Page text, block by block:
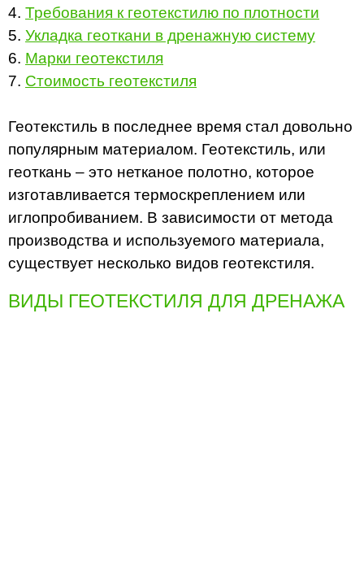
4. Требования к геотекстилю по плотности
5. Укладка геоткани в дренажную систему
6. Марки геотекстиля
7. Стоимость геотекстиля
Геотекстиль в последнее время стал довольно
популярным материалом. Геотекстиль, или
геоткань – это нетканое полотно, которое
изготавливается термоскреплением или
иглопробиванием. В зависимости от метода
производства и используемого материала,
существует несколько видов геотекстиля.
ВИДЫ ГЕОТЕКСТИЛЯ ДЛЯ ДРЕНАЖА